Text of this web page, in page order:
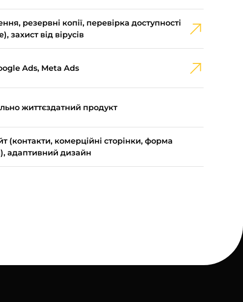
резервні копії, перевірка доступності
захист від вірусів
Ads, Meta Ads
життєздатний продукт
(контакти, комерційні сторінки, форма
адаптивний дизайн